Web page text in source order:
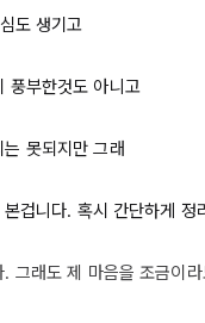
도 생기고
풍부한것도 아니고
못되지만 그래
겁니다. 혹시 간단하게 정
그래도 제 마음을 조금이